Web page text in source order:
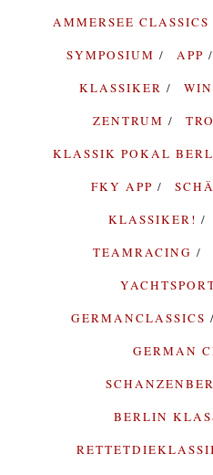
AMMERSEE CLASSICS
SYMPOSIUM
APP
KLASSIKER
ZENTRUM
KLASSIK POKAL
FKY APP
KLASSIKER!
TEAMRACING
GERMANCLASSICS
GERMAN
BERLIN